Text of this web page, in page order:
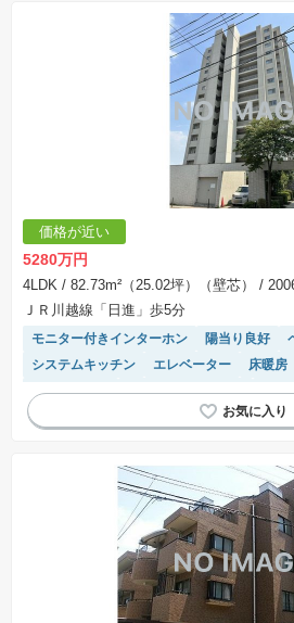
価格が近い
5280万円
4LDK / 82.73m²（25.02坪）（壁芯）
/
ＪＲ川越線「日進」歩5分
モニター付きインターホン 陽当り良好
システムキッチン
エレベーター 床暖房
対面キッチン
リフォーム済み物件
駐車
浴室乾燥機
駐輪場・バイ